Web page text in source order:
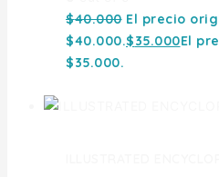
$40.000 El precio
$40.000.$35.000El
$35.000.